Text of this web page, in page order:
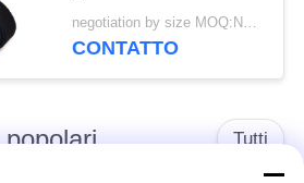
della morbidezza
negotiation by size MOQ:Negoziabile
CONTATTO
Tutti